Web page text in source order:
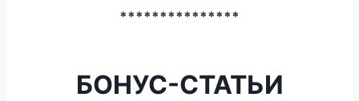
***************
БОНУС-СТАТЬИ